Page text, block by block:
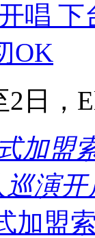
唱
OK
2日，
加盟
巡演
加盟